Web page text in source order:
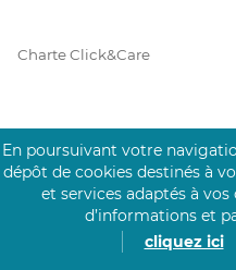
Charte Click&Care
Code de Déontologie
Mentions Légales
En poursuivant votre
dépôt de cookies destinés à
et services adaptés à vos
d’informations et
cliquez ici